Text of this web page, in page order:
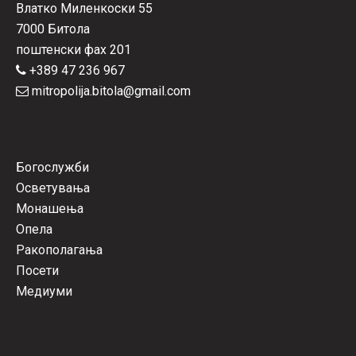
Влатко Миленкоски 55
7000 Битола
поштенски фах 201
+389 47 236 967
mitropolija.bitola@gmail.com
Богослужби
Осветувања
Монашења
Опела
Ракополагања
Посети
Медиуми